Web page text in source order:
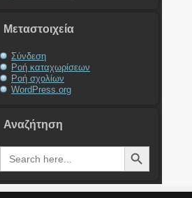
Μεταστοιχεία
Σύνδεση
Ροή καταχωρίσεων
Ροή σχολίων
WordPress.org
Αναζήτηση
Search
for:
Search Button